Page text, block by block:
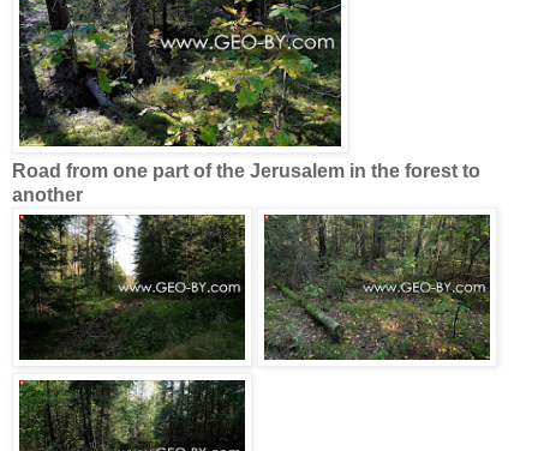
Road from one part of the Jerusalem in the forest to
another